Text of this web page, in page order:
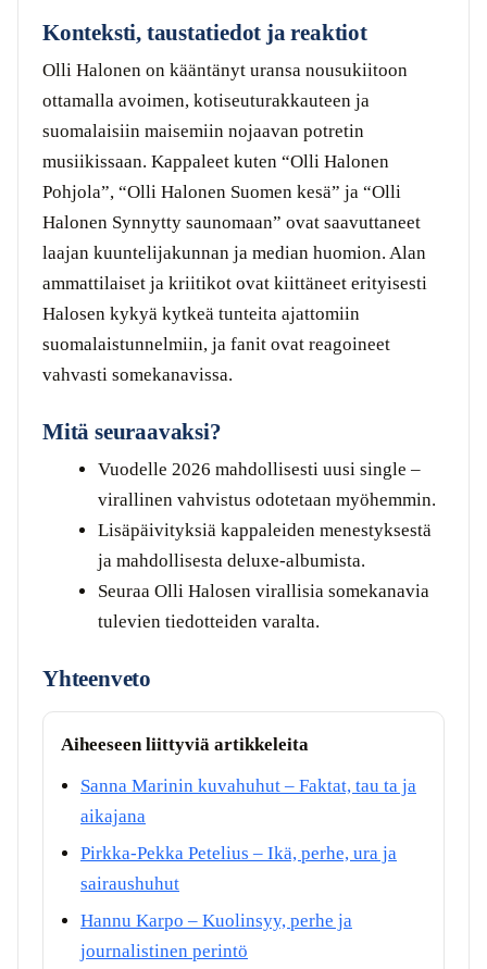
Konteksti, taustatiedot ja reaktiot
Olli Halonen on kääntänyt uransa nousukiitoon
ottamalla avoimen, kotiseuturakkauteen ja
suomalaisiin maisemiin nojaavan potretin
musiikissaan. Kappaleet kuten “Olli Halonen
Pohjola”, “Olli Halonen Suomen kesä” ja “Olli
Halonen Synnytty saunomaan” ovat saavuttaneet
laajan kuuntelijakunnan ja median huomion. Alan
ammattilaiset ja kriitikot ovat kiittäneet erityisesti
Halosen kykyä kytkeä tunteita ajattomiin
suomalaistunnelmiin, ja fanit ovat reagoineet
vahvasti somekanavissa.
Mitä seuraavaksi?
Vuodelle 2026 mahdollisesti uusi single –
virallinen vahvistus odotetaan myöhemmin.
Lisäpäivityksiä kappaleiden menestyksestä
ja mahdollisesta deluxe-albumista.
Seuraa Olli Halosen virallisia somekanavia
tulevien tiedotteiden varalta.
Yhteenveto
Aiheeseen liittyviä artikkeleita
Sanna Marinin kuvahuhut – Faktat, tau ta ja
aikajana
Pirkka-Pekka Petelius – Ikä, perhe, ura ja
sairaushuhut
Hannu Karpo – Kuolinsyy, perhe ja
journalistinen perintö